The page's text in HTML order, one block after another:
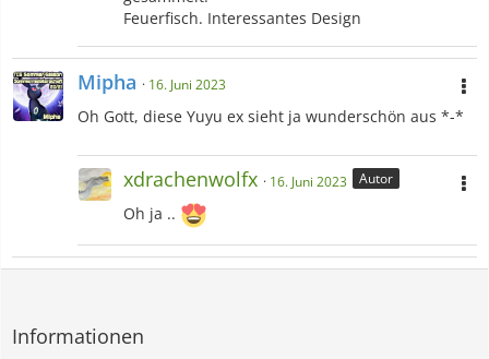
Feuerfisch. Interessantes Design
Mipha 16. Juni 2023
Oh Gott, diese Yuyu ex sieht ja wunderschön aus *-*
xdrachenwolfx 16. Juni 2023 Autor
Oh ja ..
Informationen